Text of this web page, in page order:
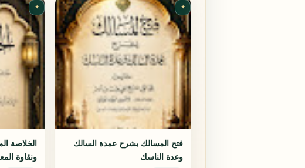
✦
فتح المسالك بشرح عمدة السالك
وعدة الناسك
✦
الخلاصة
ونقاوة